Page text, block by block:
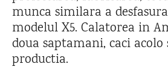
munca similara a
modelul X5. Calatorea in
doua saptamani, caci acolo
productia.